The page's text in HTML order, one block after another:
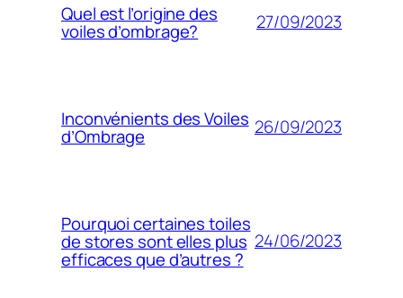
Quel est l’origine des
voiles d’ombrage? 27/09/2023
Inconvénients des Voiles
d’Ombrage 26/09/2023
Pourquoi certaines toiles
de stores sont elles plus
efficaces que d’autres ?
24/06/2023